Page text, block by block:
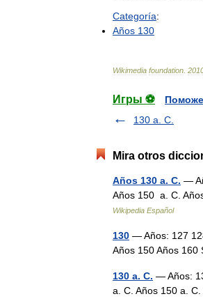
Categoría:
Años 130
Wikimedia foundation
Игры ⚽
130 a. C.
Mira otros
Años 130 a. C. —
Años 150 a. C.
Wikipedia Español
130 — Años: 127
Años 150 Años
130 a. C. — Años:
a. C. Años 150 a.